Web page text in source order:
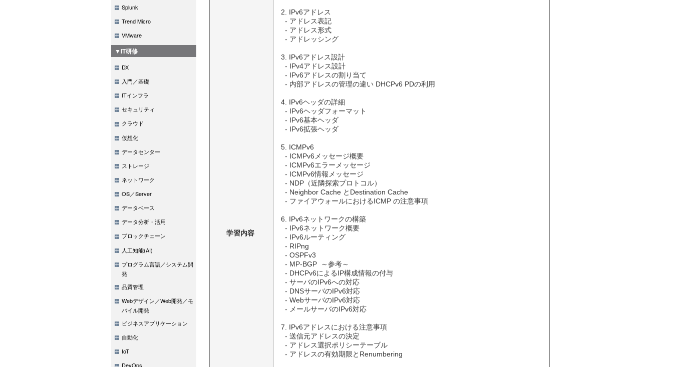
Splunk
Trend Micro
VMware
▼IT研修
DX
入門／基礎
ITインフラ
セキュリティ
クラウド
仮想化
データセンター
ストレージ
ネットワーク
OS／Server
データベース
データ分析・活用
ブロックチェーン
人工知能(AI)
プログラム言語／システム開
発
品質管理
Webデザイン／Web開発／モ
バイル開発
ビジネスアプリケーション
自動化
IoT
DevOps
学習内容
2. IPv6アドレス
3. IPv6アドレス設計
4. IPv6ヘッダの詳細
5. ICMPv6
6. IPv6ネットワークの構築
7. IPv6アドレスにおける注意事項